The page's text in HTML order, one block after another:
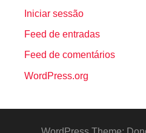
Iniciar sessão
Feed de entradas
Feed de comentários
WordPress.org